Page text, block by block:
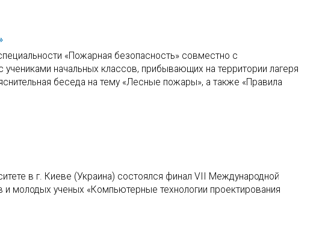
«Пожарная безопасность» совместно с
начальных классов, прибывающих на территории лагеря
беседа на тему «Лесные пожары», а также «Правила
в г. Киеве (Украина) состоялся финал VII Международной
и молодых ученых «Компьютерные технологии проектирования